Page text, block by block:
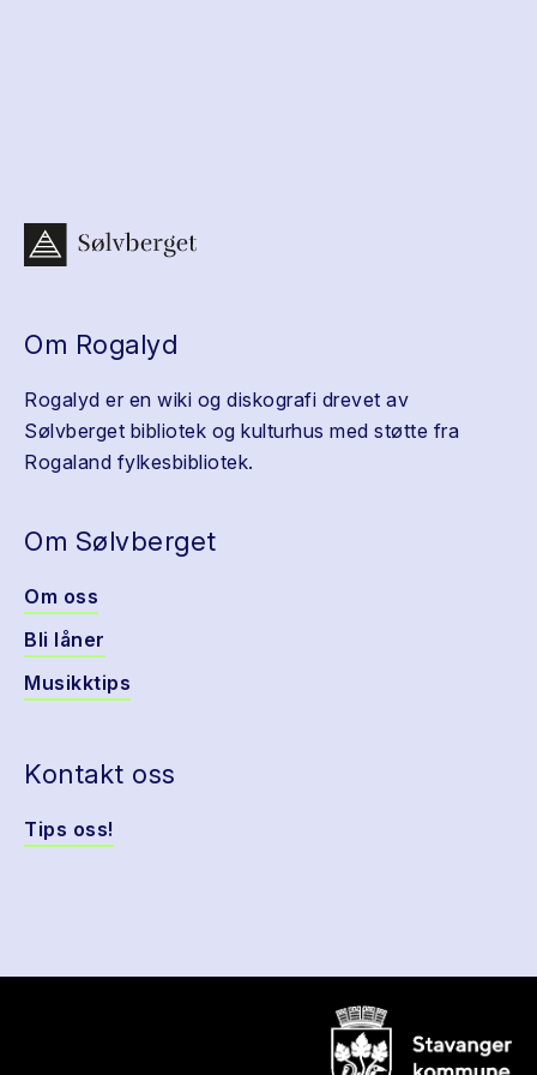
Om Rogalyd
Rogalyd er en wiki og diskografi drevet av
Sølvberget bibliotek og kulturhus med støtte fra
Rogaland fylkesbibliotek.
Om Sølvberget
Om oss
Bli låner
Musikktips
Kontakt oss
Tips oss!